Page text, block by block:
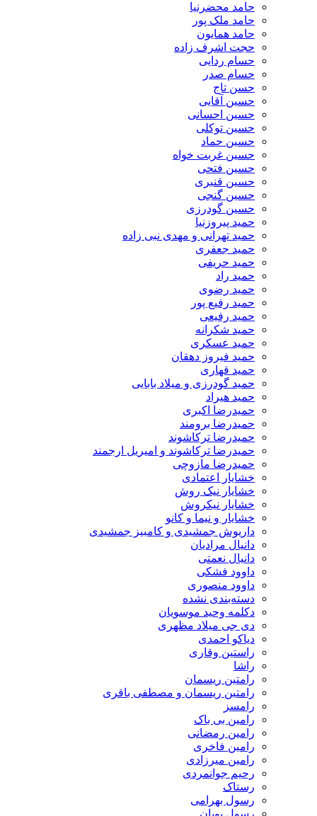
حامد محضرنیا
حامد ملک پور
حامد همایون
حجت اشرف زاده
حسام ردایی
حسام صدر
حسن تاج
حسین آقایی
حسین احسانی
حسین توکلی
حسین حماد
حسین غربت خواه
حسین فتحی
حسین قنبری
حسین گنجی
حسین گودرزی
حمید پیروزنیا
حمید تهرانی و مهدی نبی زاده
حمید جعفری
حمید حریفی
حمید راد
حمید رضوی
حمید رفیع پور
حمید رفیعی
حمید شکرانه
حمید عسکری
حمید فیروز دهقان
حمید قهاری
حمید گودرزی و میلاد بابایی
حمید هیراد
حمیدرضا اکبری
حمیدرضا برومند
حمیدرضا ترکاشوند
حمیدرضا ترکاشوند و امیریل ارجمند
حمیدرضا مازوچی
خشایار اعتمادی
خشایار نیک روش
خشایار نیکروش
خشایار و نیما و کانو
داریوش جمشیدی و کامبیز جمشیدی
دانیال مرادیان
دانیال نعمتی
داوود فشکی
داوود منصوری
دسته‌بندی نشده
دکلمه وحید موسویان
دی جی میلاد مظهری
دیاکو احمدی
راستین وقاری
راشا
رامتین ریسمان
رامتین ریسمان و مصطفی باقری
رامسز
رامین بی باک
رامین رمضانی
رامین فاخری
رامین میرزادی
رحیم جوانمردی
رستاک
رسول بهرامی
رسول پویان